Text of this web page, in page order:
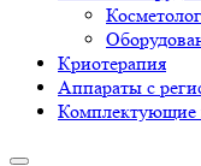
Криотерапия
Аппараты c
Комплектующие